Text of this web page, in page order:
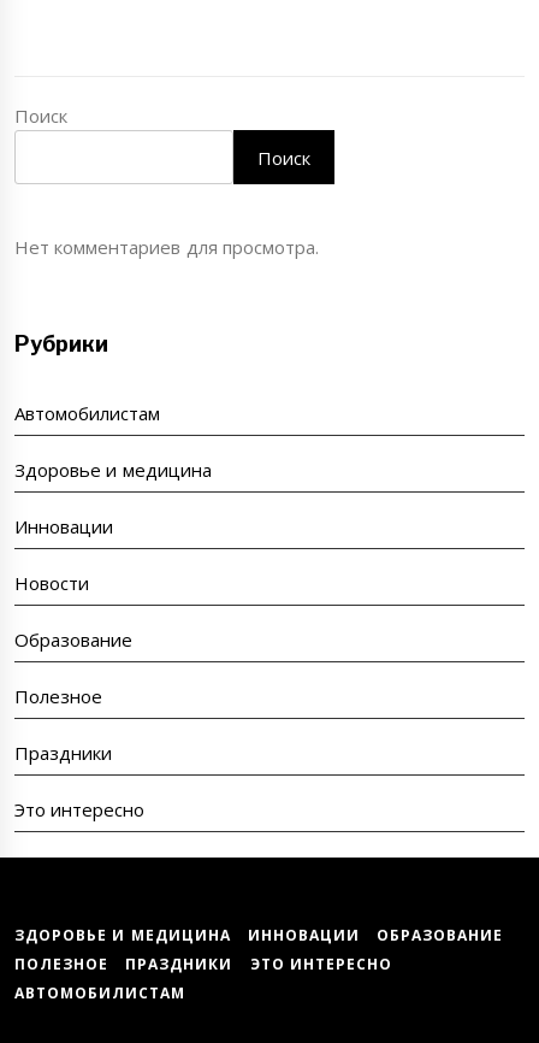
Поиск
Поиск
Нет комментариев для просмотра.
Рубрики
Автомобилистам
Здоровье и медицина
Инновации
Новости
Образование
Полезное
Праздники
Это интересно
ЗДОРОВЬЕ И МЕДИЦИНА ИННОВАЦИИ
ОБРАЗОВАНИЕ
ПОЛЕЗНОЕ
ПРАЗДНИКИ
ЭТО ИНТЕРЕСНО
АВТОМОБИЛИСТАМ